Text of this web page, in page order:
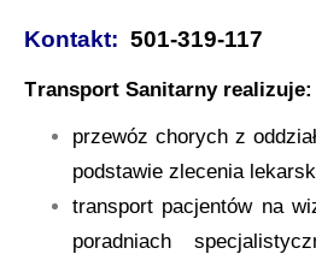
Kontakt: 501-319-117
Transport Sanitarny realizuje:
przewóz chorych z
podstawie zlecenia
transport pacjentów na
poradniach